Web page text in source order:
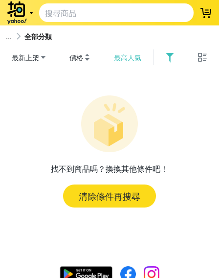
登
全部分類
最新上架 價格 最高人氣
找不到商品嗎？換換其他條件吧！
清除條件再搜尋